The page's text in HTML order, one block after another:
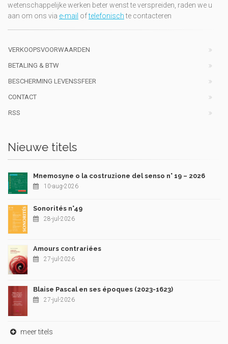
wetenschappelijke werken beter wenst te verspreiden, raden we u
aan om ons via e-mail oftelefonischte contacteren
VERKOOPSVOORWAARDEN
BETALING & BTW
BESCHERMING LEVENSSFEER
CONTACT
RSS
Nieuwe titels
Mnemosyne o la costruzione del senso n° 19 – 2026
10-aug-2026
Sonorités n°49
28-jul-2026
Amours contrariées
27-jul-2026
Blaise Pascal en ses époques (2023-1623)
27-jul-2026
meer titels